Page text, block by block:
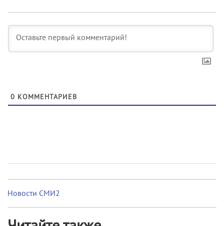
0 КОММЕНТАРИЕВ
Новости СМИ2